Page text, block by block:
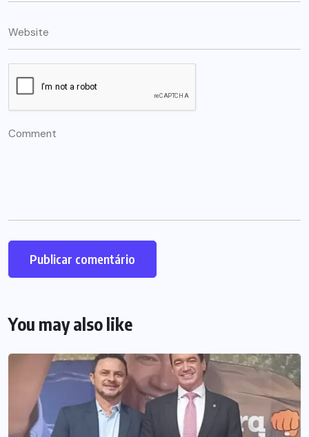
You may also like